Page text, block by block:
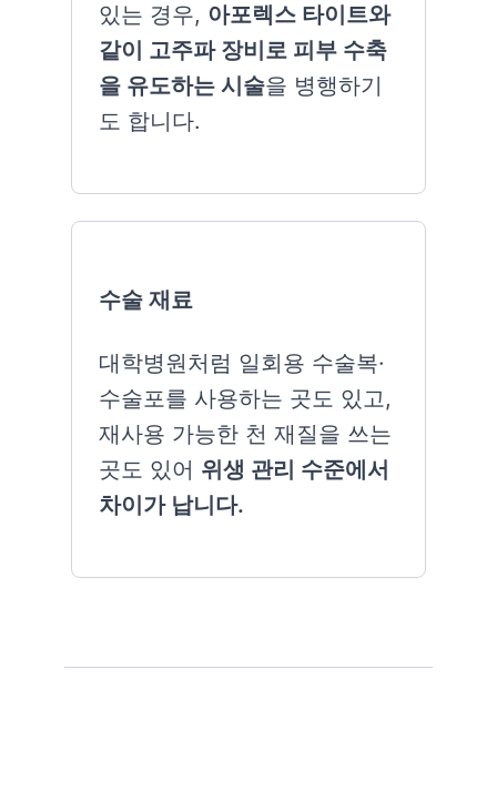
있는 경우, 아포렉스 타이트와
같이 고주파 장비로 피부 수축
을 유도하는 시술을 병행하기
도 합니다.
수술 재료
대학병원처럼 일회용 수술복·
수술포를 사용하는 곳도 있고,
재사용 가능한 천 재질을 쓰는
곳도 있어 위생 관리 수준에서
차이가 납니다.